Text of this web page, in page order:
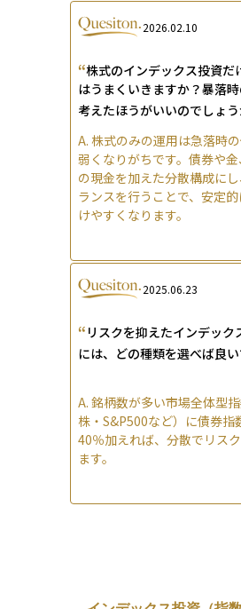
2026.02.10
“株式のインデックス投資だ
はうまくいきますか？暴落
考えたほうがいいのでしょ
A. 株式のみの運用は急落時
弱くなりがちです。債券や
の現金を加えた分散構成に
ランスを行うことで、安定
けやすくなります。
2025.06.23
“ リスクを抑えたインデック
には、どの種類を選べば良
A. 銘柄数が多い市場全体型
株・S&P500など）に債券指
40％加えれば、分散でリス
ます。